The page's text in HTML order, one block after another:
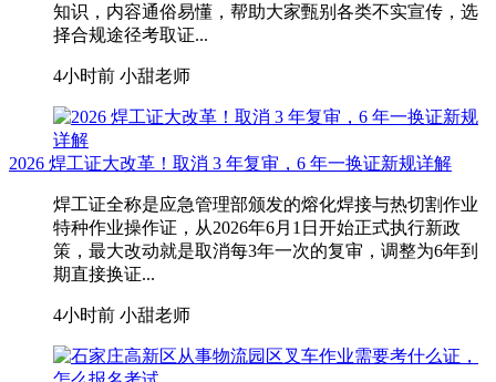
知识，内容通俗易懂，帮助大家甄别各类不实宣传，选
择合规途径考取证...
4小时前 小甜老师
2026 焊工证大改革！取消 3 年复审，6 年一换证新规详解
焊工证全称是应急管理部颁发的熔化焊接与热切割作业
特种作业操作证，从2026年6月1日开始正式执行新政
策，最大改动就是取消每3年一次的复审，调整为6年到
期直接换证...
4小时前 小甜老师